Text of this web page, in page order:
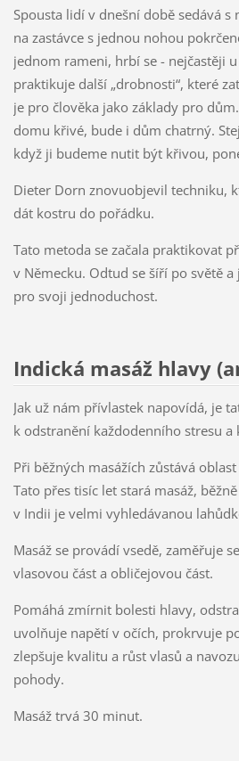
Spousta lidí v dnešní době sedává
na zastávce s jednou nohou
jednom rameni, hrbí se - nejčastěji
praktikuje další „drobnosti“, které
je pro člověka jako základy pro
domu křivé, bude i dům chatrný.
když ji budeme nutit být křivou,
Dieter Dorn znovuobjevil techniku,
dát kostru do pořádku.
Tato metoda se začala praktikovat
v Německu. Odtud se šíří po světě
pro svoji jednoduchost.
Indická masáž hlavy
Jak už nám přívlastek napovídá, je
k odstranění každodenního stresu a
Při běžných masážích zůstává
Tato přes tisíc let stará masáž,
v Indii je velmi vyhledávanou
Masáž se provádí vsedě, zaměřuje
vlasovou část a obličejovou část.
Pomáhá zmírnit bolesti hlavy,
uvolňuje napětí v očích, prokrvuje
zlepšuje kvalitu a růst vlasů a
pohody.
Masáž trvá 30 minut.